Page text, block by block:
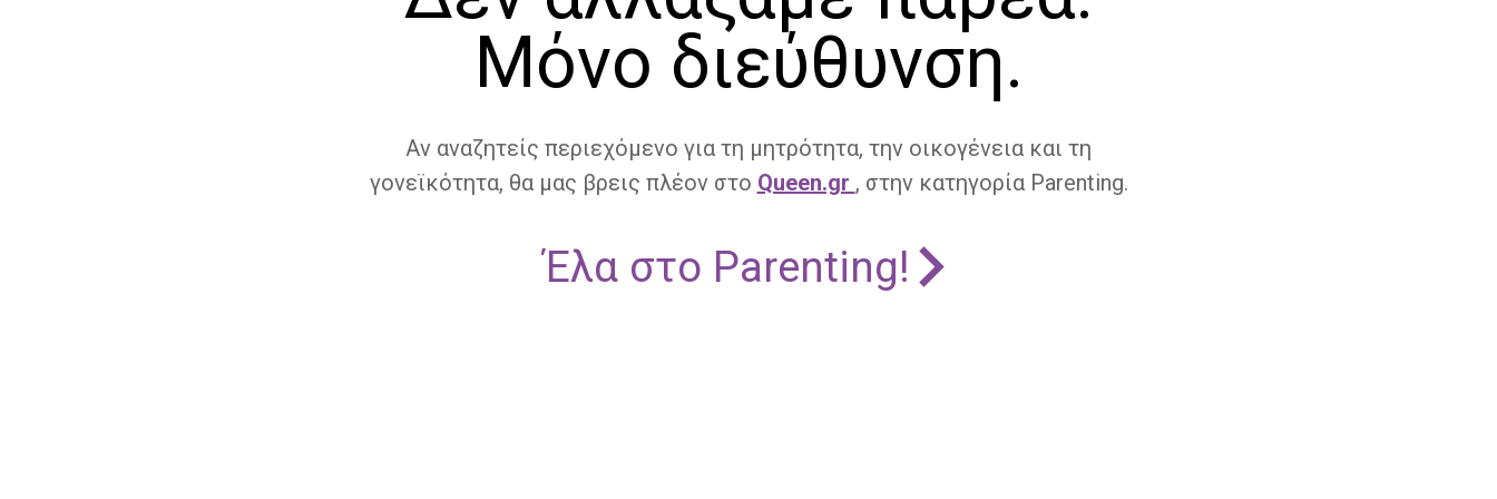
Μόνο διεύθυνση.
Αν αναζητείς περιεχόμενο για τη μητρότητα, την οικογένεια και τη
γονεϊκότητα, θα μας βρεις πλέον στο Queen.gr , στην κατηγορία Parenting.
Έλα στο Parenting!